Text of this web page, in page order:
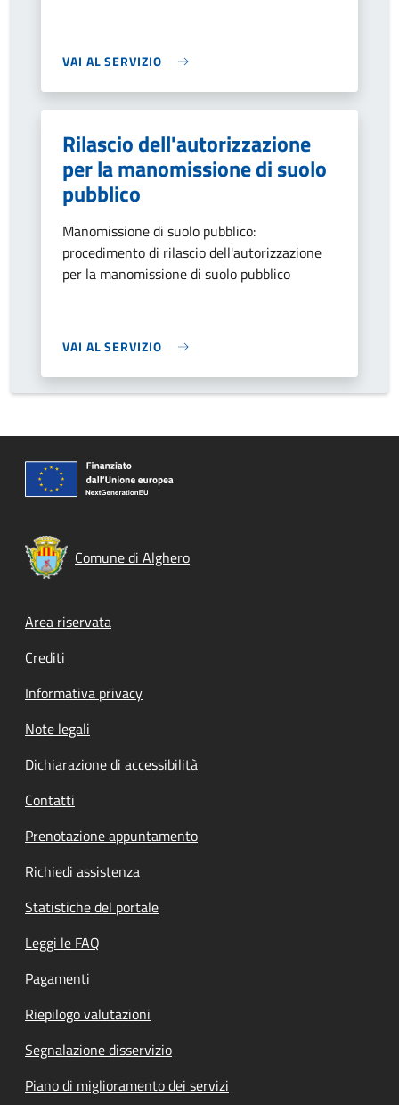
VAI AL SERVIZIO
Rilascio dell'autorizzazione
per la manomissione di suolo
pubblico
Manomissione di suolo pubblico:
procedimento di rilascio dell'autorizzazione
per la manomissione di suolo pubblico
VAI AL SERVIZIO
Comune di Alghero
Footer menu
Area riservata
Crediti
Informativa privacy
Note legali
Dichiarazione di accessibilità
Contatti
Prenotazione appuntamento
Richiedi assistenza
Statistiche del portale
Leggi le FAQ
Pagamenti
Riepilogo valutazioni
Segnalazione disservizio
Piano di miglioramento dei servizi